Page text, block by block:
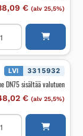
€ (alv 25,5%)
40
LVI 3315932
DN75 sisältää valutuen
€ (alv 25,5%)